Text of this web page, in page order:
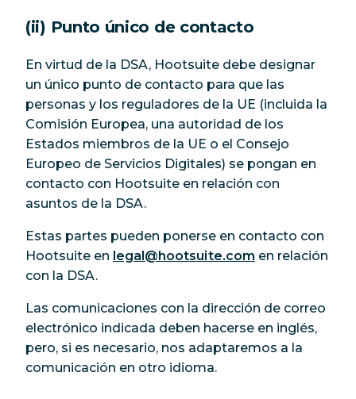
(ii) Punto único de contacto
En virtud de la DSA, Hootsuite debe designar
un único punto de contacto para que las
personas y los reguladores de la UE (incluida la
Comisión Europea, una autoridad de los
Estados miembros de la UE o el Consejo
Europeo de Servicios Digitales) se pongan en
contacto con Hootsuite en relación con
asuntos de la DSA.
Estas partes pueden ponerse en contacto con
Hootsuite en legal@hootsuite.com en relación
con la DSA.
Las comunicaciones con la dirección de correo
electrónico indicada deben hacerse en inglés,
pero, si es necesario, nos adaptaremos a la
comunicación en otro idioma.